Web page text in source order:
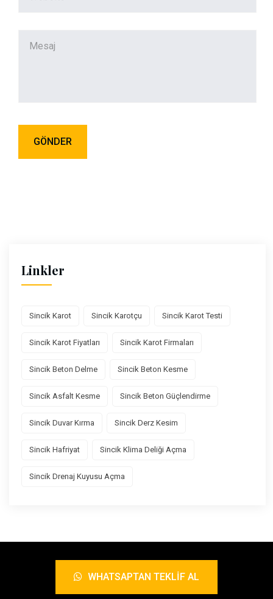
Linkler
Sincik Karot Sincik Karotçu Sincik Karot Testi
Sincik Karot Fiyatları Sincik Karot Firmaları
Sincik Beton Delme Sincik Beton Kesme
Sincik Asfalt Kesme Sincik Beton Güçlendirme
Sincik Duvar Kırma Sincik Derz Kesim
Sincik Hafriyat Sincik Klima Deliği Açma
Sincik Drenaj Kuyusu Açma
WHATSAPTAN TEKLIF AL